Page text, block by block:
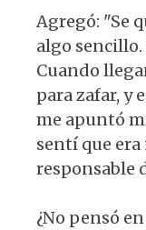
Agregó: "Se
algo
Cuando
para zafar, y
me apuntó
sentí que
responsable
¿No pensó